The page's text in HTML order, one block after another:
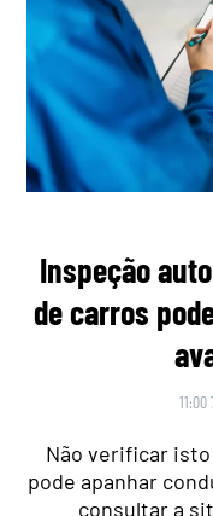
Inspeção
de carros
Não verificar
pode apanhar
consultar a